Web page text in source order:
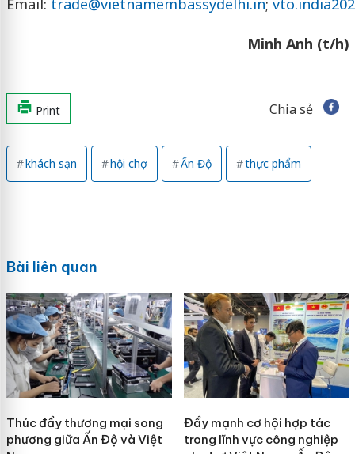
Email: trade@vietnamembassydelhi.in;
Minh Anh (t/h)
Print Chia sẻ
khách sạn hội chợ Ấn Độ thực phẩm
Bài liên quan
Thúc đẩy thương mại song
phương giữa Ấn Độ và Việt
Đẩy mạnh cơ hội hợp tác
trong lĩnh vực công nghiệp